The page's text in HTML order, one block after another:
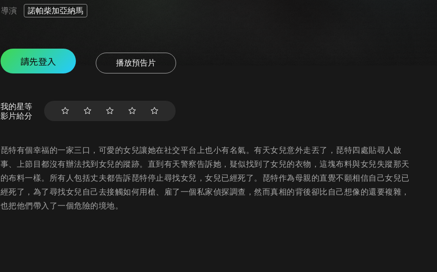
導演 諾帕柴加亞納馬
請先登入 播放預告片
我的星等
影片給分
琵特有個幸福的一家三口，可愛的女兒讓她在社交平台上也小有名氣。有天女兒意外走丟了，琵特四處貼尋人啟
事、上節目都沒有辦法找到女兒的蹤跡。直到有天警察告訴她，疑似找到了女兒的衣物，這塊布料與女兒失蹤那天
的布料一樣。所有人包括丈夫都告訴琵特停止尋找女兒，女兒已經死了。琵特作為母親的直覺不願相信自己女兒已
經死了，為了尋找女兒自己去接觸如何用槍、雇了一個私家偵探調查，然而真相的背後卻比自己想像的還要複雜，
也把他們帶入了一個危險的境地。